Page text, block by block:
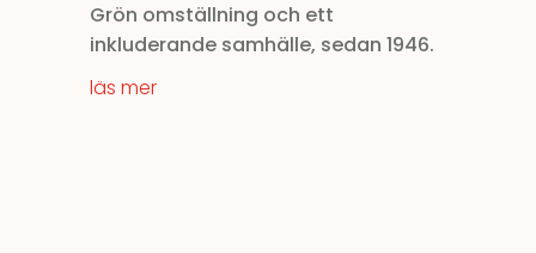
Grön omställning och ett
inkluderande samhälle, sedan 1946.
läs mer